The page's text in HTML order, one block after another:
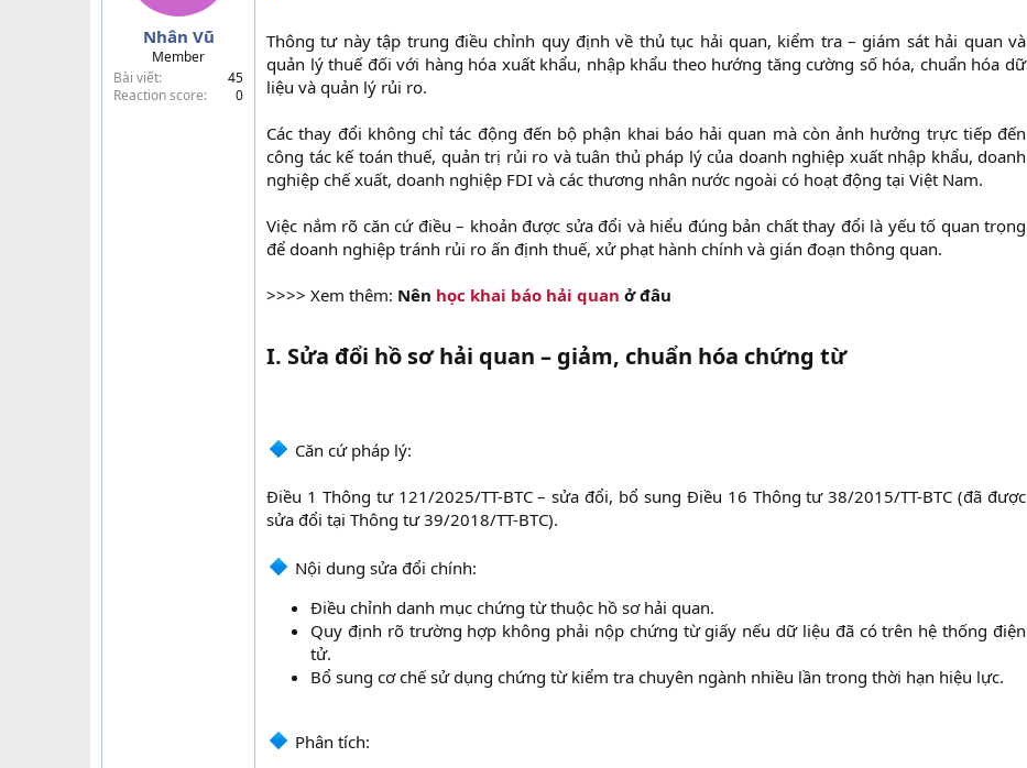
Nhân Vũ
Member
Bài viết
45
Reaction score
0
Thông tư này tập trung điều chỉnh quy định về thủ tục hải quan, kiểm tra – giám sát hải quan và
quản lý thuế đối với hàng hóa xuất khẩu, nhập khẩu theo hướng tăng cường số hóa, chuẩn hóa dữ
liệu và quản lý rủi ro.
Các thay đổi không chỉ tác động đến bộ phận khai báo hải quan mà còn ảnh hưởng trực tiếp đến
công tác kế toán thuế, quản trị rủi ro và tuân thủ pháp lý của doanh nghiệp xuất nhập khẩu, doanh
nghiệp chế xuất, doanh nghiệp FDI và các thương nhân nước ngoài có hoạt động tại Việt Nam.
Việc nắm rõ căn cứ điều – khoản được sửa đổi và hiểu đúng bản chất thay đổi là yếu tố quan trọng
để doanh nghiệp tránh rủi ro ấn định thuế, xử phạt hành chính và gián đoạn thông quan.
>>>> Xem thêm: Nên học khai báo hải quan ở đâu
I. Sửa đổi hồ sơ hải quan – giảm, chuẩn hóa chứng từ
Căn cứ pháp lý:
Điều 1 Thông tư 121/2025/TT-BTC – sửa đổi, bổ sung Điều 16 Thông tư 38/2015/TT-BTC (đã được
sửa đổi tại Thông tư 39/2018/TT-BTC).
Nội dung sửa đổi chính:​
Điều chỉnh danh mục chứng từ thuộc hồ sơ hải quan.​
Quy định rõ trường hợp không phải nộp chứng từ giấy nếu dữ liệu đã có trên hệ thống điện
tử.​
Bổ sung cơ chế sử dụng chứng từ kiểm tra chuyên ngành nhiều lần trong thời hạn hiệu lực.​
Phân tích:​